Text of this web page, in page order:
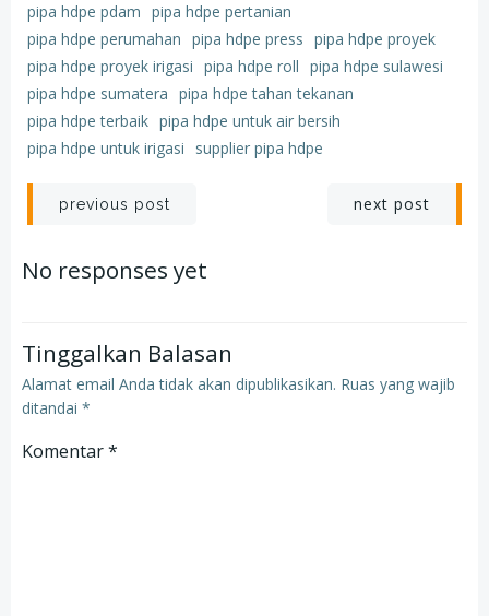
pipa hdpe pdam pipa hdpe pertanian
pipa hdpe perumahan pipa hdpe press pipa hdpe proyek
pipa hdpe proyek irigasi pipa hdpe roll pipa hdpe sulawesi
pipa hdpe sumatera pipa hdpe tahan tekanan
pipa hdpe terbaik pipa hdpe untuk air bersih
pipa hdpe untuk irigasi
supplier pipa hdpe
Post
navigation
previous post next post
No responses yet
Tinggalkan Balasan
Alamat email Anda tidak akan dipublikasikan. Ruas yang wajib
ditandai *
Komentar*